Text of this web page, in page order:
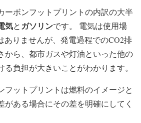
ーボンフットプリントの内訳の大半
気とガソリンです。 電気は使用場
ありませんが、発電過程でのCO2排
から、都市ガスや灯油といった他の
負担が大きいことがわかります。
フットプリントは燃料のイメージと
がある場合にその差を明確にしてく